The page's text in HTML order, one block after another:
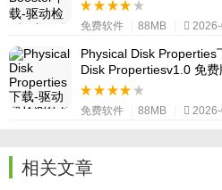
免费软件 88MB
Physical Disk
Disk Propertiesv1.0 免
免费软件 88MB
相关文章